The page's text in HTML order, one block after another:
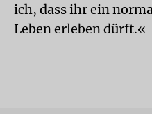
ich, dass ihr ein
Leben erleben dürft.«